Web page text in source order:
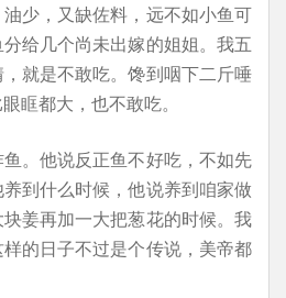
少，又缺佐料，远不如小鱼可
给几个尚未出嫁的姐姐。我五
就是不敢吃。馋到咽下二斤唾
眶都大，也不敢吃。
。他说反正鱼不好吃，不如先
到什么时候，他说养到咱家做
姜再加一大把葱花的时候。我
的日子不过是个传说，美帝都